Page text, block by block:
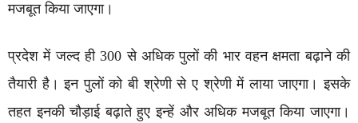
मजबूत किया जाएगा।
प्रदेश में जल्द ही 300 से अधिक पुलों की भार वहन क्षमता बढ़ाने की
तैयारी है। इन पुलों को बी श्रेणी से ए श्रेणी में लाया जाएगा। इसके
तहत इनकी चौड़ाई बढ़ाते हुए इन्हें और अधिक मजबूत किया जाएगा।